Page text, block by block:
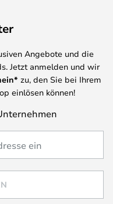
Angebote und die
Jetzt anmelden und wir
zu, den Sie bei Ihrem
einlösen können!